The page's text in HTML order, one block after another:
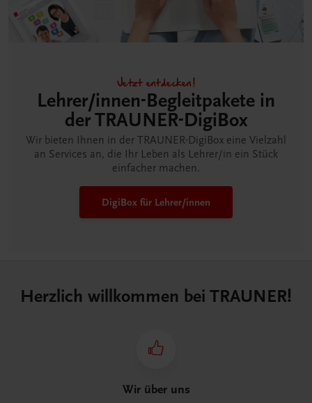
Jetzt entdecken!
Lehrer/innen-Begleitpakete in
der TRAUNER-DigiBox
Wir bieten Ihnen in der TRAUNER-DigiBox eine Vielzahl
an Services an, die Ihr Leben als Lehrer/in ein Stück
einfacher machen.
DigiBox für Lehrer/innen
Herzlich willkommen bei TRAUNER!
Wir über uns